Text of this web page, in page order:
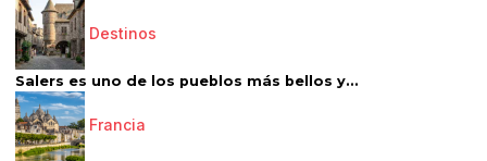
Destinos
Salers es uno de los pueblos más bellos y...
Francia